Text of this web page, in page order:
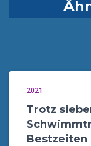
2021
Trotz
Bestzeiten